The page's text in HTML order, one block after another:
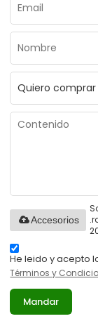
Accesorios
He leido y acepto
Términos y
Mandar